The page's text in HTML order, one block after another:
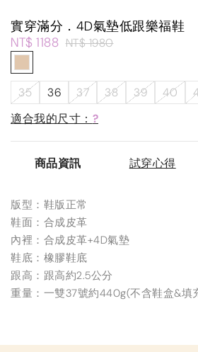
實穿滿分．4D氣墊低跟樂福鞋
NT$ 1188 NT$ 1980
35 36 37 38 39 40
適合我的尺寸： ?
商品資訊 試穿心得
版型：鞋版正常
鞋面：合成皮革
內裡：合成皮革+4D氣墊
鞋底：橡膠鞋底
跟高：跟高約2.5公分
重量：一雙37號約440g(不含鞋盒&填